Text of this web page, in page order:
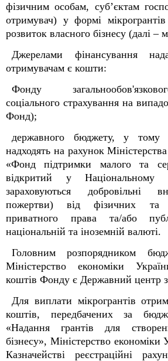
фізичним особам, суб’єктам
отримувач) у формі
розвиток власного бізнесу (далі –
Джерелами фінансування
отримувачам є кошти:
Фонду
соціального страхування на
Фонд);
державного бюджету, у
надходять на рахунок
«Фонд підтримки малого та
відкритий у
зараховуються добровільні
пожертви) від фізичних та
приватного права та/або
національній та іноземній валюті.
Головним розпорядником
Міністерство економіки
коштів Фонду є Державний центр
Для виплати мікрогрантів
коштів, передбачених за
«Надання грантів для
бізнесу», Міністерство економіки
Казначействі реєстраційні